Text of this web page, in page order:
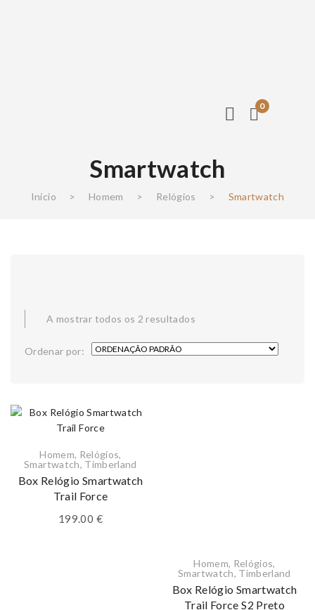
0
Smartwatch
Início > Homem > Relógios > Smartwatch
A mostrar todos os 2 resultados
Ordenar por:
Homem, Relógios,
Smartwatch, Timberland
Box Relógio Smartwatch
Trail Force
199.00 €
Homem, Relógios,
Smartwatch, Timberland
Box Relógio Smartwatch
Trail Force S2 Preto